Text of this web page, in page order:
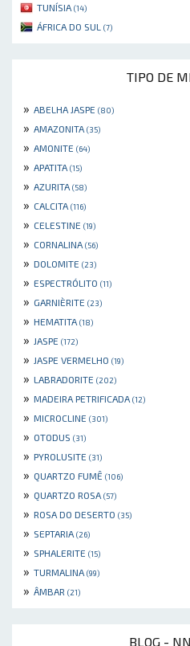
TUNÍSIA (14)
ÁFRICA DO SUL (7)
TIPO DE
» ABELHA JASPE (80)
» AMAZONITA (35)
» AMONITE (64)
» APATITA (15)
» AZURITA (58)
» CALCITA (116)
» CELESTINE (19)
» CORNALINA (56)
» DOLOMITE (23)
» ESPECTRÓLITO (11)
» GARNIÈRITE (23)
» HEMATITA (18)
» JASPE (172)
» JASPE VERMELHO (19)
» LABRADORITE (202)
» MADEIRA PETRIFICADA (12)
» MICROCLINE (301)
» OTODUS (31)
» PYROLUSITE (31)
» QUARTZO FUMÊ (106)
» QUARTZO ROSA (57)
» ROSA DO DESERTO (35)
» SEPTARIA (26)
» SPHALERITE (15)
» TURMALINA (99)
» ÂMBAR (21)
BLOG -